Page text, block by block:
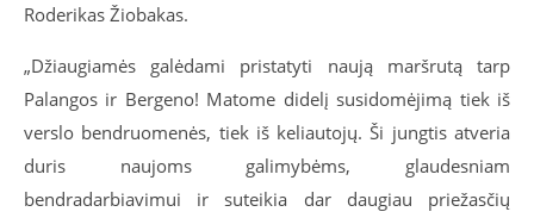
Roderikas Žiobakas.
„Džiaugiamės galėdami pristatyti naują maršrutą tarp
Palangos ir Bergeno! Matome didelį susidomėjimą tiek iš
verslo bendruomenės, tiek iš keliautojų. Ši jungtis atveria
duris naujoms galimybėms, glaudesniam
bendradarbiavimui ir suteikia dar daugiau priežasčių